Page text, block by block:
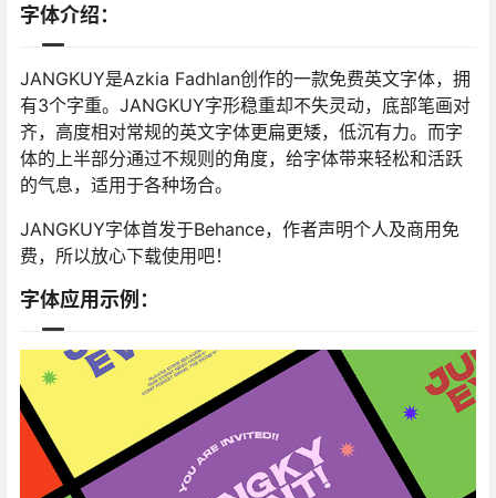
字体介绍：
JANGKUY是Azkia Fadhlan创作的一款免费英文字体，拥
有3个字重。JANGKUY字形稳重却不失灵动，底部笔画对
齐，高度相对常规的英文字体更扁更矮，低沉有力。而字
体的上半部分通过不规则的角度，给字体带来轻松和活跃
的气息，适用于各种场合。
JANGKUY字体首发于Behance，作者声明个人及商用免
费，所以放心下载使用吧！
字体应用示例：